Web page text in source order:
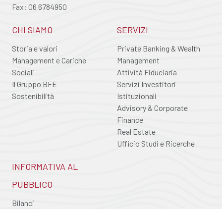
Fax: 06 6784950
CHI SIAMO
Storia e valori
Management e Cariche
Sociali
Il Gruppo BFE
Sostenibilità
SERVIZI
Private Banking & Wealth
Management
Attività Fiduciaria
Servizi Investitori
Istituzionali
Advisory & Corporate
Finance
Real Estate
Ufficio Studi e Ricerche
INFORMATIVA AL
PUBBLICO
Bilanci